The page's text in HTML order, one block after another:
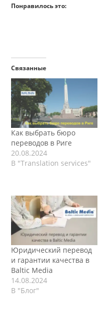
Понравилось это:
Связанные
Как выбрать бюро
переводов в Риге
20.08.2024
В "Translation services"
Юридический перевод
и гарантии качества в
Baltic Media
14.08.2024
В "Блог"